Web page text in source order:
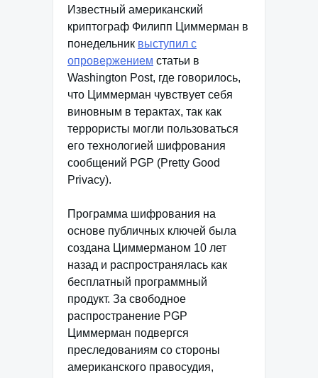
Известный американский
криптограф Филипп Циммерман в
понедельник выступил с
опровержением статьи в
Washington Post, где говорилось,
что Циммерман чувствует себя
виновным в терактах, так как
террористы могли пользоваться
его технологией шифрования
сообщений PGP (Pretty Good
Privacy).
Программа шифрования на
основе публичных ключей была
создана Циммерманом 10 лет
назад и распространялась как
бесплатный программный
продукт. За свободное
распространение PGP
Циммерман подвергся
преследованиям со стороны
американского правосудия,